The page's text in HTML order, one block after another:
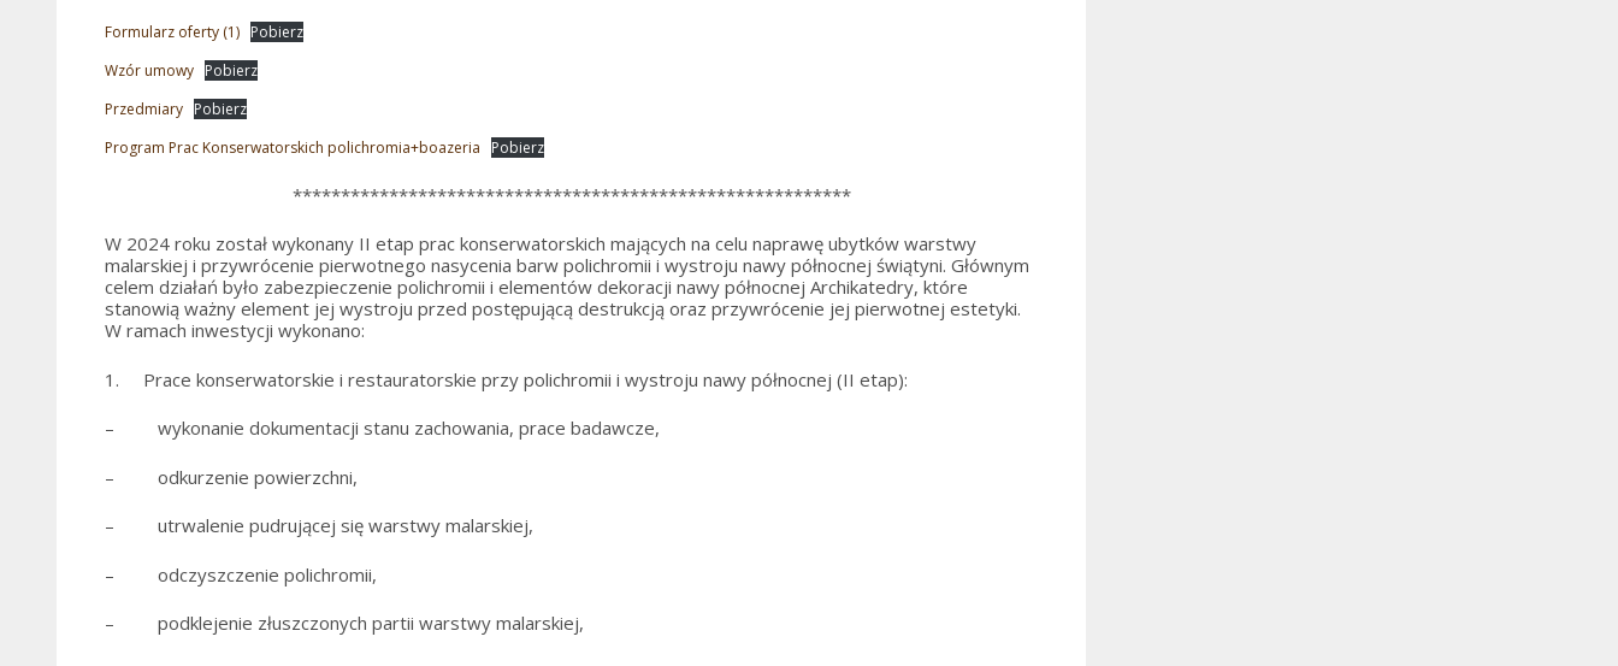
Formularz oferty (1) Pobierz
Wzór umowy Pobierz
Przedmiary Pobierz
Program Prac Konserwatorskich polichromia+boazeria
Pobierz
**********************************************************
W 2024 roku został wykonany II etap prac konserwatorskich mających na celu naprawę ubytków warstwy
malarskiej i przywrócenie pierwotnego nasycenia barw polichromii i wystroju nawy północnej świątyni. Głównym
celem działań było zabezpieczenie polichromii i elementów dekoracji nawy północnej Archikatedry, które
stanowią ważny element jej wystroju przed postępującą destrukcją oraz przywrócenie jej pierwotnej estetyki.
W ramach inwestycji wykonano:
1. Prace konserwatorskie i restauratorskie przy polichromii i wystroju nawy północnej (II etap):
– wykonanie dokumentacji stanu zachowania, prace badawcze,
– odkurzenie powierzchni,
– utrwalenie pudrującej się warstwy malarskiej,
– odczyszczenie polichromii,
– podklejenie złuszczonych partii warstwy malarskiej,